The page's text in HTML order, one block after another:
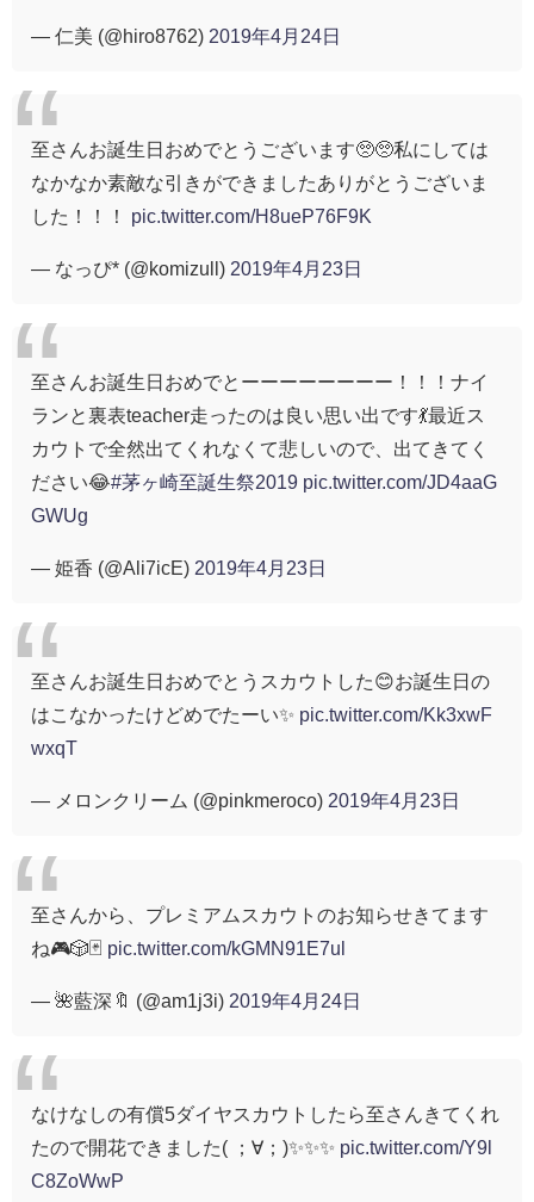
— 仁美 (@hiro8762) 2019年4月24日
至さんお誕生日おめでとうございます🥺🥺私にしては
なかなか素敵な引きができましたありがとうございま
した！！！ pic.twitter.com/H8ueP76F9K
— なっぴ* (@komizull) 2019年4月23日
至さんお誕生日おめでとーーーーーーーー！！！ナイ
ランと裏表teacher走ったのは良い思い出です💃最近ス
カウトで全然出てくれなくて悲しいので、出てきてく
ださい😂#茅ヶ崎至誕生祭2019 pic.twitter.com/JD4aaG
GWUg
— 姫香 (@Ali7icE) 2019年4月23日
至さんお誕生日おめでとうスカウトした😊お誕生日の
はこなかったけどめでたーい✨ pic.twitter.com/Kk3xwF
wxqT
— メロンクリーム (@pinkmeroco) 2019年4月23日
至さんから、プレミアムスカウトのお知らせきてます
ね🎮🎲🃏 pic.twitter.com/kGMN91E7ul
— 🌺藍深🔖 (@am1j3i) 2019年4月24日
なけなしの有償5ダイヤスカウトしたら至さんきてくれ
たので開花できました( ；∀；)✨✨✨ pic.twitter.com/Y9l
C8ZoWwP